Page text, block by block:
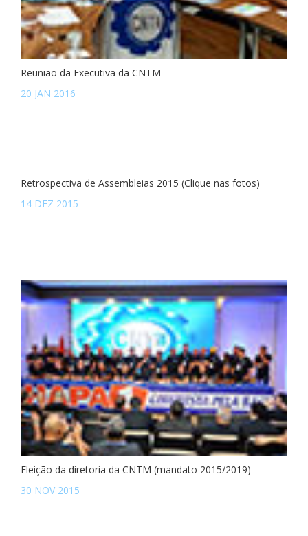
Reunião da Executiva da CNTM
20 JAN 2016
Retrospectiva de Assembleias 2015 (Clique nas fotos)
14 DEZ 2015
Eleição da diretoria da CNTM (mandato 2015/2019)
30 NOV 2015